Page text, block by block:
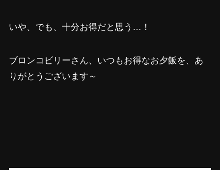
いや、でも、十分お得だと思う…！
ブロンコビリーさん、いつもお得なお夕飯を、あ
りがとうございます～